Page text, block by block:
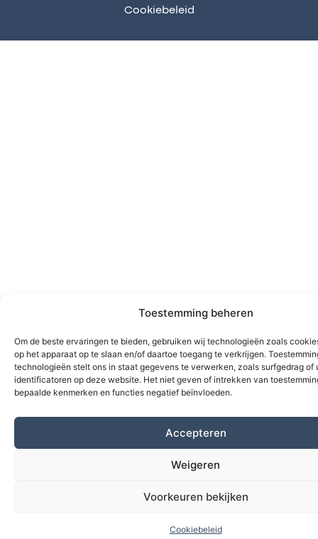
Toestemming beheren
Om de beste ervaringen te bieden, gebruiken wij technologieën zoals
op het apparaat op te slaan en/of daartoe toegang te verkrijgen.
technologieën stelt ons in staat gegevens te verwerken, zoals surfgedrag of
identificatoren op deze website. Het niet geven of intrekken van
bepaalde kenmerken en functies negatief beïnvloeden.
Accepteren
Weigeren
Voorkeuren bekijken
Cookiebeleid
Cookiebeleid